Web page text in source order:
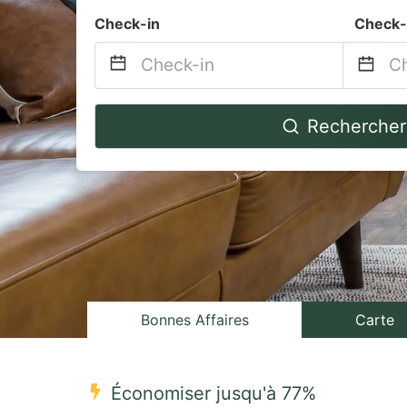
Check-in
Navigate
to
interact
with
select
Press
to
Rechercher
Bonnes Affaires Carte
Économiser jusqu'à 77%